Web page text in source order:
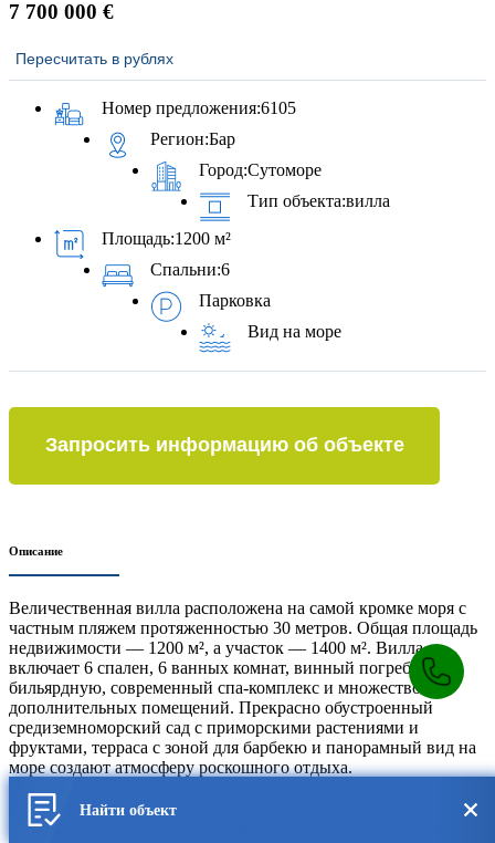
7 700 000 €
Пересчитать в рублях
Номер предложения:6105
Регион:Бар
Город:Сутоморе
Тип объекта:вилла
Площадь:1200 м²
Спальни:6
Парковка
Вид на море
Запросить информацию об объекте
Описание
Bеличественная вилла расположена на самой кромке моря с
частным пляжем протяженностью 30 метров. Общая площадь
недвижимости — 1200 м², а участок — 1400 м². Вилла
включает 6 спален, 6 ванных комнат, винный погреб,
бильярдную, современный спа-комплекс и множество
дополнительных помещений. Прекрасно обустроенный
средиземноморский сад с приморскими растениями и
фруктами, терраса с зоной для барбекю и панорамный вид на
море создают атмосферу роскошного отдыха.
Высокий стандарт строительства, двустенные фасады,
облицованные вручную резаным камнем, и использование
Найти объект